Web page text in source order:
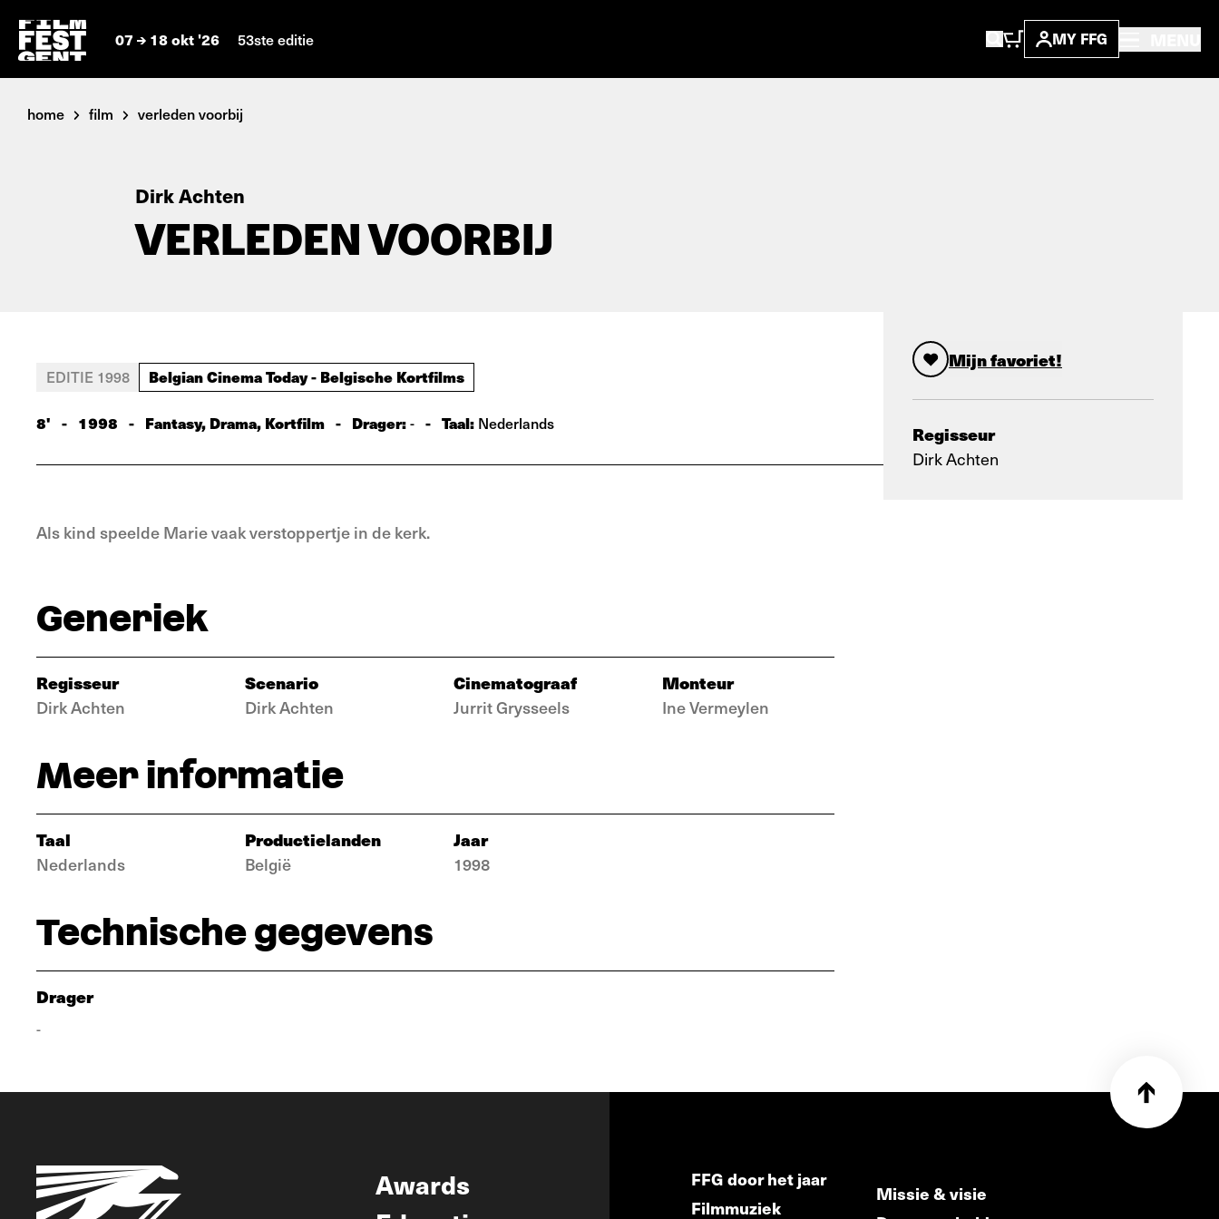
07 18 okt '26 53ste editie MY FFG
home film verleden voorbij
Dirk Achten
VERLEDEN VOORBIJ
Mijn favoriet!
Regisseur
Dirk Achten
EDITIE 1998 Belgian Cinema Today - Belgische Kortfilms
8' - 1998 - Fantasy, Drama, Kortfilm - Drager:- - Taal: Nederlands
Als kind speelde Marie vaak verstoppertje in de kerk.
Generiek
Regisseur
Dirk Achten
Scenario
Dirk Achten
Cinematograaf
Jurrit Grysseels
Monteur
Ine Vermeylen
Meer informatie
Taal
Nederlands
Productielanden
België
Jaar
1998
Technische gegevens
Drager
-
Awards
FFG door het jaar
Filmmuziek
Missie & visie